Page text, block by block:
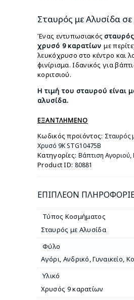
was:
€360.00.
τιμή
Σταυρός με Αλυσίδα
Ένας εντυπωσιακόςσταυρός
χρυσό 9καρατίωνμε
λευκόχρυσο στο κέντρο και
φινίρισμα. Ιδανικός για
κοριτσιού.
Η τιμή του σταυρού είναι
αλυσίδα.
ΕΞΑΝΤΛΗΜΈΝΟ
Κωδικός προϊόντος: Σταυρός
Χρυσό 9Κ STG10475B
Κατηγορίες: Βάπτιση Αγοριού,
Product ID: 80881
ΕΠΙΠΛΈΟΝ
Τύπος Κοσμήματος
Σταυρός με Αλυσίδα
Φύλο
Αγόρι, Ανδρικό,Γυναικείο,
Υλικό
Χρυσός 9 καρατίων